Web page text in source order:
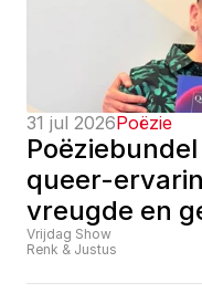
31 jul 2026Poëzie
queer-
vreugde en
Vrijdag Show
Renk & Justus